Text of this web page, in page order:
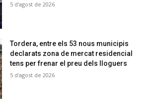
5 d'agost de 2026
Tordera, entre els 53 nous municipis
declarats zona de mercat residencial
tens per frenar el preu dels lloguers
5 d'agost de 2026